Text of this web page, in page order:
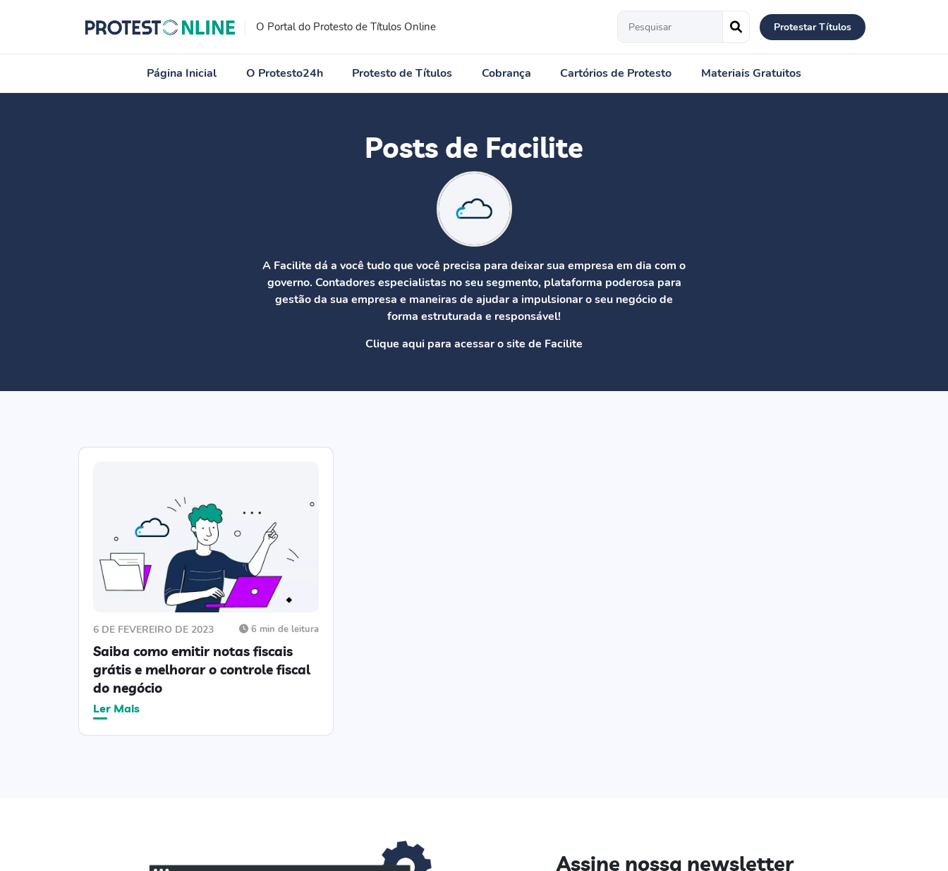
O Portal do Protesto de Títulos Online Protestar Títulos
Página Inicial O Protesto24h Protesto de Títulos Cobrança Cartórios de Protesto Materiais Gratuitos
Posts de Facilite
A Facilite dá a você tudo que você precisa para deixar sua empresa em dia com o
governo. Contadores especialistas no seu segmento, plataforma poderosa para
gestão da sua empresa e maneiras de ajudar a impulsionar o seu negócio de
forma estruturada e responsável!
Clique aqui para acessar o site de Facilite
6 DE FEVEREIRO DE 2023 6 min de leitura
Saiba como emitir notas fiscais
grátis e melhorar o controle fiscal
do negócio
Ler Mais
Assine nossa newsletter